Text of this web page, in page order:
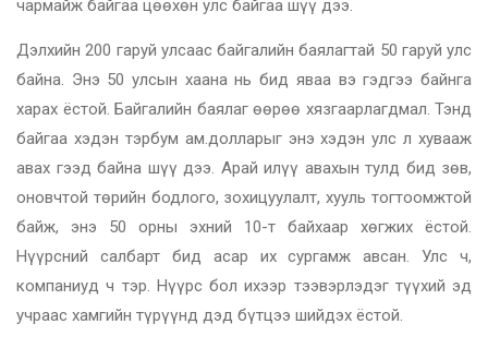
чармайж байгаа цөөхөн улс байгаа шүү дээ.
Дэлхийн 200 гаруй улсаас байгалийн баялагтай 50 гаруй улс
байна. Энэ 50 улсын хаана нь бид яваа вэ гэдгээ байнга
харах ёстой. Байгалийн баялаг өөрөө хязгаарлагдмал. Тэнд
байгаа хэдэн тэрбум ам.долларыг энэ хэдэн улс л хувааж
авах гээд байна шүү дээ. Арай илүү авахын тулд бид зөв,
оновчтой төрийн бодлого, зохицуулалт, хууль тогтоомжтой
байж, энэ 50 орны эхний 10-т байхаар хөгжих ёстой.
Нүүрсний салбарт бид асар их сургамж авсан. Улс ч,
компаниуд ч тэр. Нүүрс бол ихээр тээвэрлэдэг түүхий эд
учраас хамгийн түрүүнд дэд бүтцээ шийдэх ёстой.